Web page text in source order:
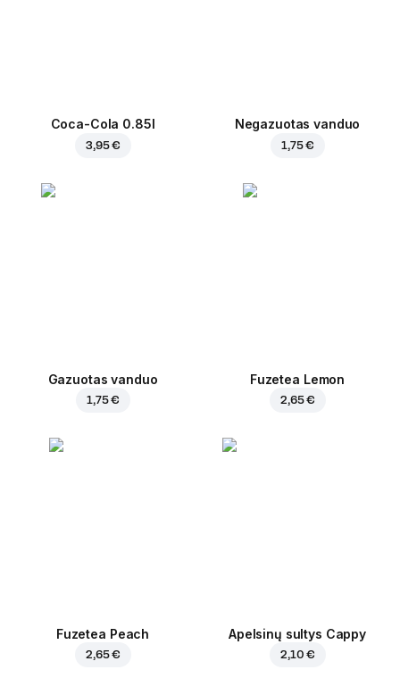
Coca-Cola 0.85l
3,95 €
Negazuotas vanduo
1,75 €
Gazuotas vanduo
1,75 €
Fuzetea Lemon
2,65 €
Fuzetea Peach
2,65 €
Apelsinų sultys Cappy
2,10 €